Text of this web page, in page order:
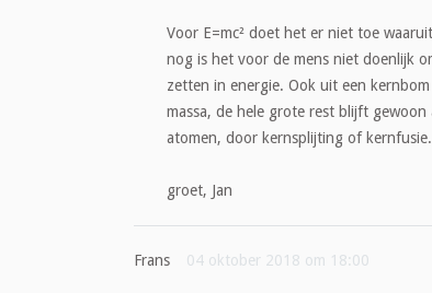
Voor E=mc² doet het er niet toe
nog is het voor de mens niet doenlijk
zetten in energie. Ook uit een
massa, de hele grote rest blijft
atomen, door kernsplijting of kernfusie.
groet, Jan
Frans 04 oktober 2018 om 18:00